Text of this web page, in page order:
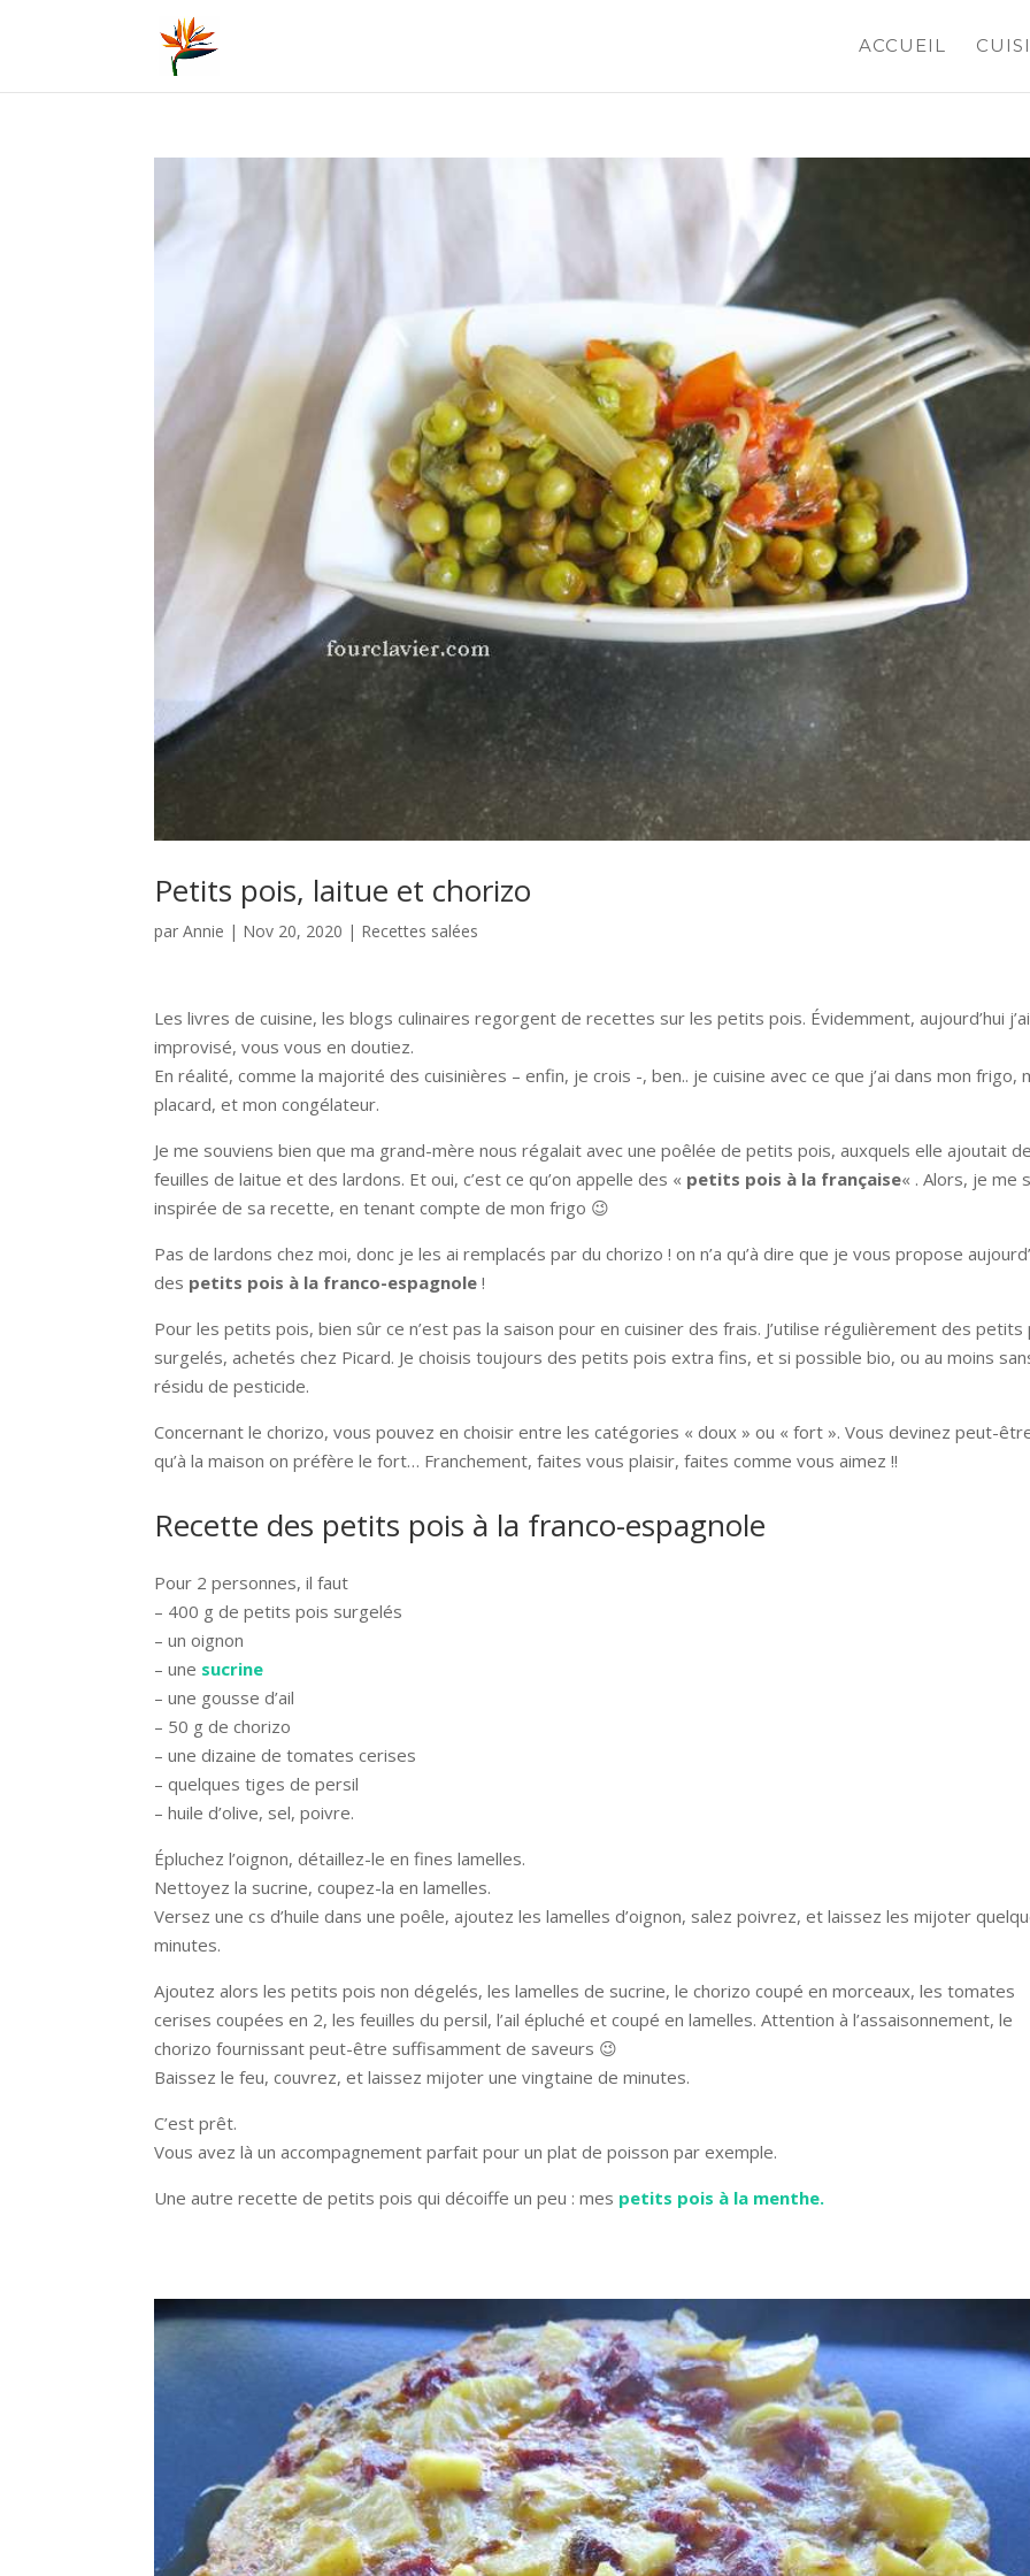
ACCUEIL
Petits pois, laitue et chorizo
parAnnie | Nov 20, 2020 | Recettes salées
Les livres de cuisine, les blogs culinaires regorgent de recettes sur les petits pois. Évidemment, aujourd’hui j’ai
improvisé, vous vous en doutiez.
En réalité, comme la majorité des cuisinières – enfin, je crois -, ben.. je cuisine avec ce que j’ai dans mon frigo,
placard, et mon congélateur.
Je me souviens bien que ma grand-mère nous régalait avec une poêlée de petits pois, auxquels elle ajoutait
feuilles de laitue et des lardons. Et oui, c’est ce qu’on appelle des « petits pois à la française« . Alors, je me
inspirée de sa recette, en tenant compte de mon frigo 😉
Pas de lardons chez moi, donc je les ai remplacés par du chorizo ! on n’a qu’à dire que je vous propose
des petits pois à la franco-espagnole !
Pour les petits pois, bien sûr ce n’est pas la saison pour en cuisiner des frais. J’utilise régulièrement des petits
surgelés, achetés chez Picard. Je choisis toujours des petits pois extra fins, et si possible bio, ou au moins
résidu de pesticide.
Concernant le chorizo, vous pouvez en choisir entre les catégories « doux » ou « fort ». Vous devinez peut-
qu’à la maison on préfère le fort… Franchement, faites vous plaisir, faites comme vous aimez !!
Recette des petits pois à la franco-espagnole
Pour 2 personnes, il faut
– 400 g de petits pois surgelés
– un oignon
– une sucrine
– une gousse d’ail
– 50 g de chorizo
– une dizaine de tomates cerises
– quelques tiges de persil
– huile d’olive, sel, poivre.
Épluchez l’oignon, détaillez-le en fines lamelles.
Nettoyez la sucrine, coupez-la en lamelles.
Versez une cs d’huile dans une poêle, ajoutez les lamelles d’oignon, salez poivrez, et laissez les mijoter
minutes.
Ajoutez alors les petits pois non dégelés, les lamelles de sucrine, le chorizo coupé en morceaux, les tomates
cerises coupées en 2, les feuilles du persil, l’ail épluché et coupé en lamelles. Attention à l’assaisonnement, le
chorizo fournissant peut-être suffisamment de saveurs 😉
Baissez le feu, couvrez, et laissez mijoter une vingtaine de minutes.
C’est prêt.
Vous avez là un accompagnement parfait pour un plat de poisson par exemple.
Une autre recette de petits pois qui décoiffe un peu : mes petits pois à la menthe.